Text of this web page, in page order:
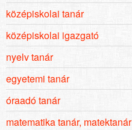
középiskolai tanár
középiskolai igazgató
nyelv tanár
egyetemi tanár
óraadó tanár
matematika tanár, matektanár